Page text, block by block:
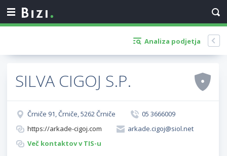
Analiza podjetja
SILVA CIGOJ S.P.
Črniče 91, Črniče, 5262 Črniče
05 3666009
https://arkade-cigoj.com
arkade.cigoj@siol.net
Več kontaktov v TIS-u